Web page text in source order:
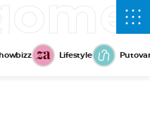
Lifestyle